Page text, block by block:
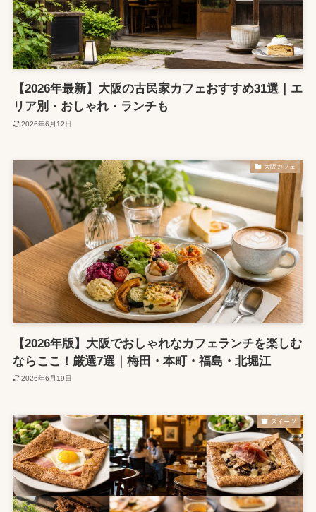
【2026年最新】大阪の古民家カフェおすすめ31選｜エ
リア別・おしゃれ・ランチも
2026年6月12日
大阪カフェ
【2026年版】大阪でおしゃれなカフェランチを楽しむ
ならここ！厳選7選｜梅田・本町・福島・北堀江
2026年6月19日
スイーツ